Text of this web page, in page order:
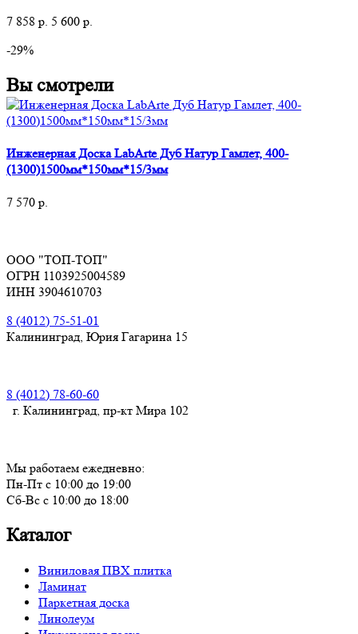
7 858 р. 5 600 р.
-29%
Вы смотрели
Инженерная Доска LabArte Дуб Натур Гамлет, 400-
(1300)1500мм*150мм*15/3мм
7 570 р.
ООО "ТОП-ТОП"
ОГРН 1103925004589
ИНН 3904610703
8 (4012) 75-51-01
Калининград, Юрия Гагарина 15
8 (4012) 78-60-60
г. Калининград, пр-кт Мира 102
Мы работаем ежедневно:
Пн-Пт с 10:00 до 19:00
Сб-Вс с 10:00 до 18:00
Каталог
Виниловая ПВХ плитка
Ламинат
Паркетная доска
Линолеум